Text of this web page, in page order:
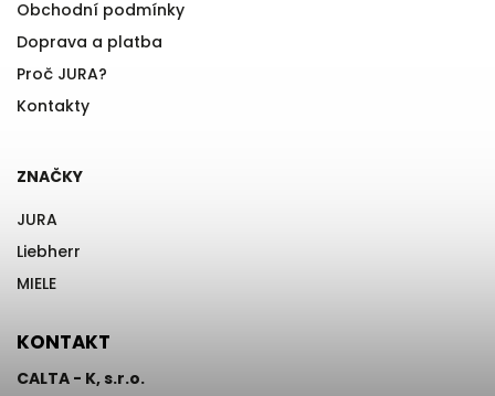
Obchodní podmínky
Doprava a platba
Proč JURA?
Kontakty
ZNAČKY
JURA
Liebherr
MIELE
KONTAKT
CALTA - K, s.r.o.